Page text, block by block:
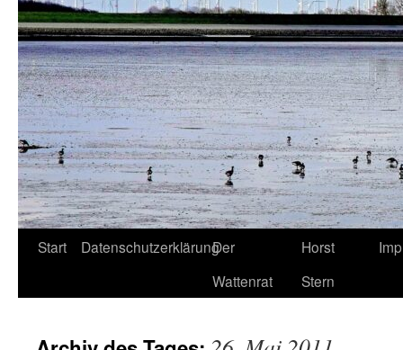
Start DatenschutzerklärungDer
Wattenrat
Horst
Stern